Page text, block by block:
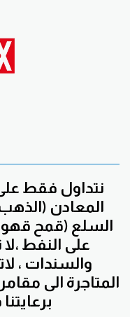
نتداول فقط
المعادن
السلع (قمح
على النفط
والسندات ،
المتاجرة الى